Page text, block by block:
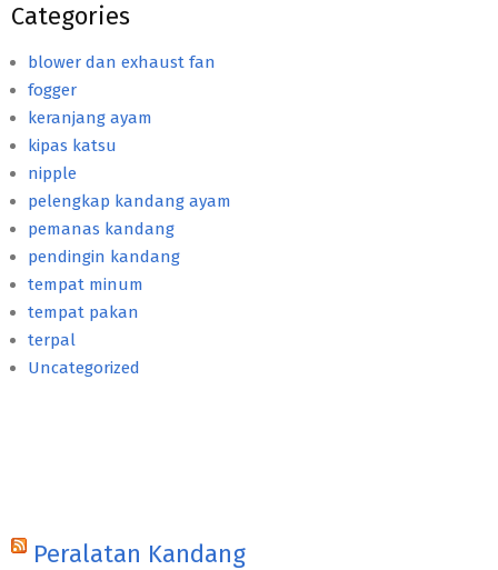
Categories
blower dan exhaust fan
fogger
keranjang ayam
kipas katsu
nipple
pelengkap kandang ayam
pemanas kandang
pendingin kandang
tempat minum
tempat pakan
terpal
Uncategorized
Peralatan Kandang